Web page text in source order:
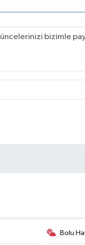
Bolu